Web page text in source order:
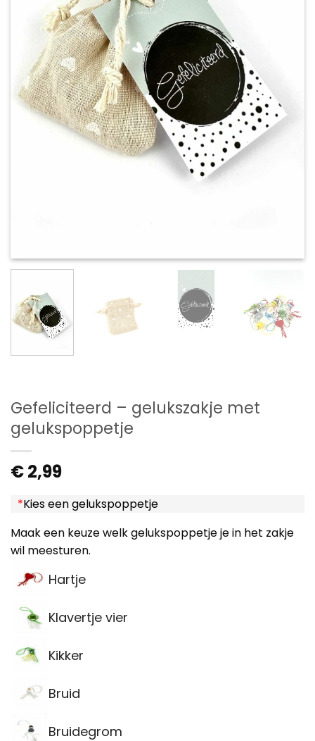
Gefeliciteerd – gelukszakje met
gelukspoppetje
€2,99
*Kies een gelukspoppetje
Maak een keuze welk gelukspoppetje je in het zakje
wil meesturen.
Hartje
Klavertje vier
Kikker
Bruid
Bruidegrom